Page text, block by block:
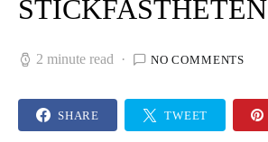
STICKFASTHETEN
2 minute read NO COMMENTS
SHARE TWEET